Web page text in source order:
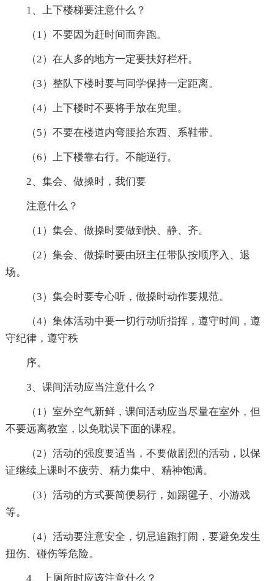
1、上下楼梯要注意什么？
（1）不要因为赶时间而奔跑。
（2）在人多的地方一定要扶好栏杆。
（3）整队下楼时要与同学保持一定距离。
（4）上下楼时不要将手放在兜里。
（5）不要在楼道内弯腰拾东西、系鞋带。
（6）上下楼靠右行。不能逆行。
2、集会、做操时，我们要
注意什么？
（1）集会、做操时要做到快、静、齐。
（2）集会、做操时要由班主任带队按顺序入、退
场。
（3）集会时要专心听，做操时动作要规范。
（4）集体活动中要一切行动听指挥，遵守时间，遵
守纪律，遵守秩
序。
3、课间活动应当注意什么？
（1）室外空气新鲜，课间活动应当尽量在室外，但
不要远离教室，以免耽误下面的课程。
（2）活动的强度要适当，不要做剧烈的活动，以保
证继续上课时不疲劳、精力集中、精神饱满。
（3）活动的方式要简便易行，如踢毽子、小游戏
等。
（4）活动要注意安全，切忌追跑打闹，要避免发生
扭伤、碰伤等危险。
4、上厕所时应该注意什么？